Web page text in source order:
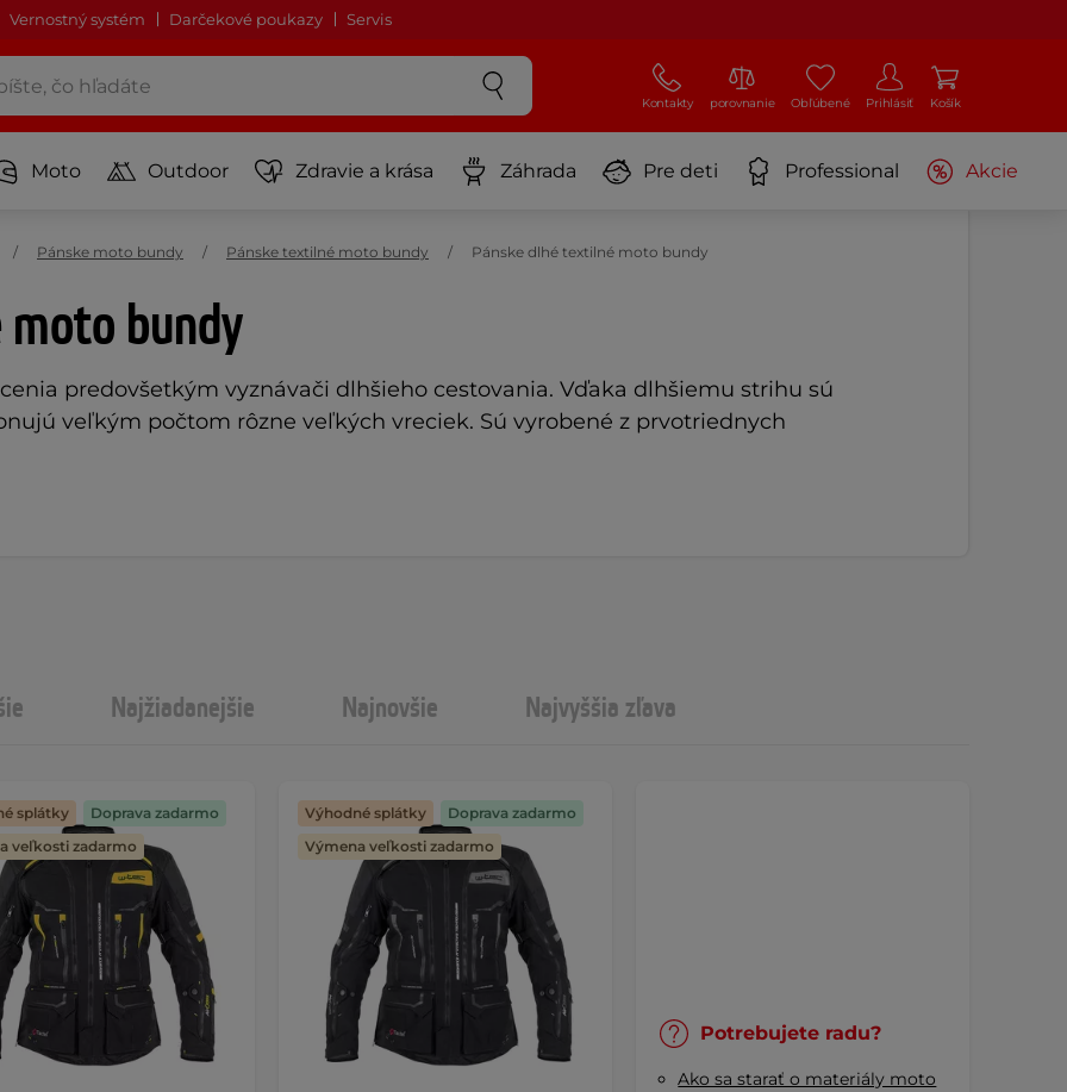
Vernostný systém Darčekové poukazy Servis
Kontakty porovnanie Obľúbené Prihlásiť Košík
Moto Outdoor Zdravie a krása Záhrada Pre deti Professional Akcie
bundy
predovšetkým vyznávači dlhšieho cestovania. Vďaka dlhšiemu strihu sú
veľkým počtom rôzne veľkých vreciek. Sú vyrobené z prvotriednych
Pánske moto bundy Pánske textilné moto bundy Pánske dlhé textilné moto bundy
Najžiadanejšie Najnovšie Najvyššia zľava
splátky
Doprava zadarmo
veľkosti zadarmo
Výhodné splátky
Doprava zadarmo
Výmena veľkosti zadarmo
Potrebujete radu?
Ako sa starať o materiály moto